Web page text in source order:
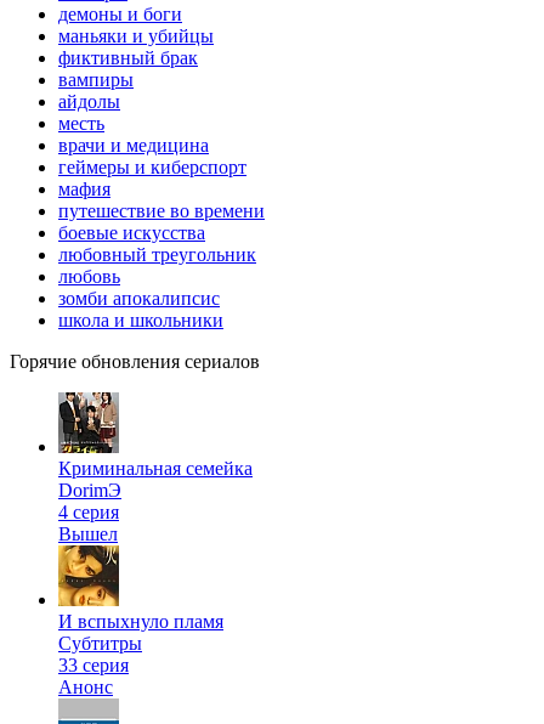
демоны и боги
маньяки и убийцы
фиктивный брак
вампиры
айдолы
месть
врачи и медицина
геймеры и киберспорт
мафия
путешествие во времени
боевые искусства
любовный треугольник
любовь
зомби апокалипсис
школа и школьники
Горячие обновления сериалов
Криминальная семейка
DorimЭ
4 серия
Вышел
И вспыхнуло пламя
Субтитры
33 серия
Анонс